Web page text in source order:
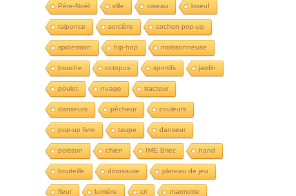
Père-Noël ville oiseau boeuf
raiponce sorcière cochon pop-up
spiderman hip-hop moissonneuse
bouche octopus sportifs jardin
poulet nuage tracteur
danseurs pêcheur couleurs
pop-up livre taupe danseur
poisson chien IME Briec hand
bouteille dinosaure plateau de jeu
fleur lumière cri marmotte